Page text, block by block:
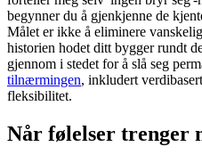
begynner du å gjenkjenne de
Målet er ikke å eliminere
historien hodet ditt bygger rundt
gjennom i stedet for å slå seg
tilnærmingen, inkludert
fleksibilitet.
Når følelser trenger